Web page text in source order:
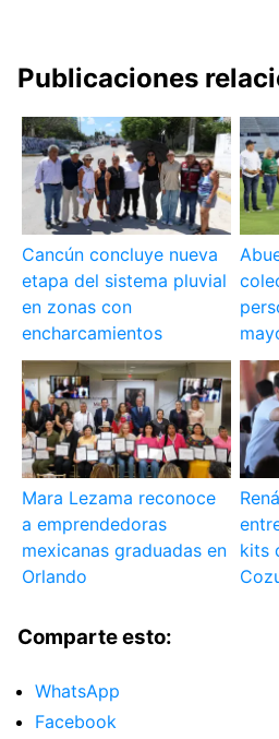
Publicaciones
Cancún concluye nueva
etapa del sistema pluvial
en zonas con
encharcamientos
Mara Lezama reconoce
a emprendedoras
mexicanas graduadas en
Orlando
kits
Comparte esto:
WhatsApp
Facebook